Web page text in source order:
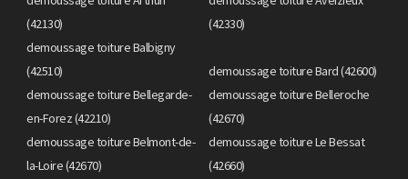
(42130)
(42330)
demoussage toiture Balbigny
(42510)
demoussage toiture Bard (42600)
demoussage toiture Bellegarde-
en-Forez (42210)
demoussage toiture Belleroche
(42670)
demoussage toiture Belmont-de-
la-Loire (42670)
demoussage toiture Le Bessat
(42660)